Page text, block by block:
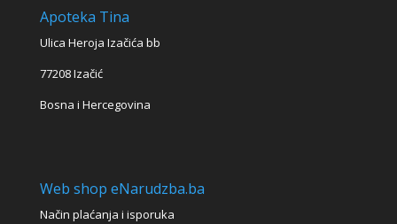
Apoteka Tina
Ulica Heroja Izačića bb
77208 Izačić
Bosna i Hercegovina
Web shop eNarudzba.ba
Način plaćanja i isporuka